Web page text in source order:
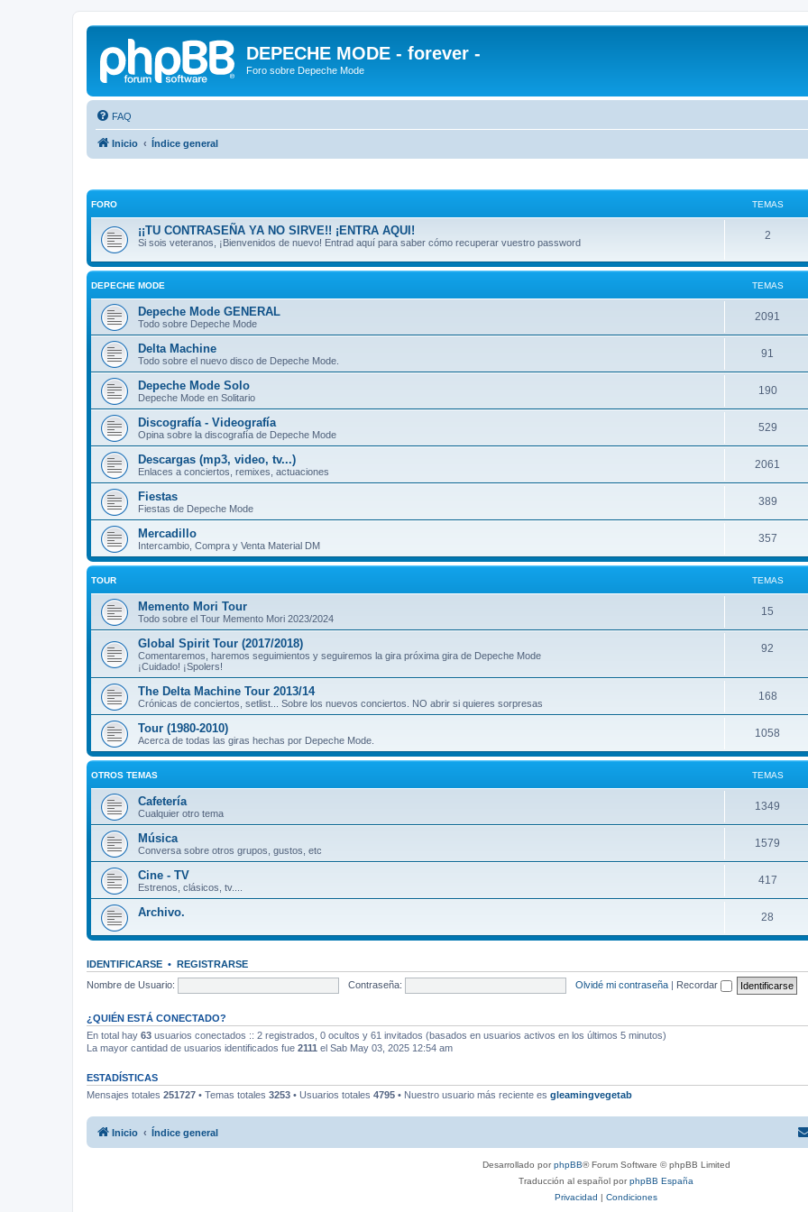
DEPECHE MODE - forever -
Foro sobre Depeche Mode
FAQ
Inicio Índice general
FORO TEMAS
¡¡TU CONTRASEÑA YA NO SIRVE!! ¡ENTRA AQUI!
Si sois veteranos, ¡Bienvenidos de nuevo! Entrad aquí para saber cómo recuperar vuestro password
2
DEPECHE MODE TEMAS
Depeche Mode GENERAL
Todo sobre Depeche Mode
2091
Delta Machine
Todo sobre el nuevo disco de Depeche Mode.
91
Depeche Mode Solo
Depeche Mode en Solitario
190
Discografía - Videografía
Opina sobre la discografía de Depeche Mode
529
Descargas (mp3, video, tv...)
Enlaces a conciertos, remixes, actuaciones
2061
Fiestas
Fiestas de Depeche Mode
389
Mercadillo
Intercambio, Compra y Venta Material DM
357
TOUR TEMAS
Memento Mori Tour
Todo sobre el Tour Memento Mori 2023/2024
15
Global Spirit Tour (2017/2018)
Comentaremos, haremos seguimientos y seguiremos la gira próxima gira de Depeche Mode
¡Cuidado! ¡Spolers!
92
The Delta Machine Tour 2013/14
Crónicas de conciertos, setlist... Sobre los nuevos conciertos. NO abrir si quieres sorpresas
168
Tour (1980-2010)
Acerca de todas las giras hechas por Depeche Mode.
1058
OTROS TEMAS TEMAS
Cafetería
Cualquier otro tema
1349
Música
Conversa sobre otros grupos, gustos, etc
1579
Cine - TV
Estrenos, clásicos, tv....
417
Archivo. 28
IDENTIFICARSE • REGISTRARSE
Nombre de Usuario:
Contraseña: Olvidé mi contraseña | Recordar
¿QUIÉN ESTÁ CONECTADO?
En total hay 63 usuarios conectados :: 2 registrados, 0 ocultos y 61 invitados (basados en usuarios activos en los últimos 5 minutos)
La mayor cantidad de usuarios identificados fue 2111 el Sab May 03, 2025 12:54 am
ESTADÍSTICAS
Mensajes totales 251727 • Temas totales 3253 • Usuarios totales 4795 • Nuestro usuario más reciente es gleamingvegetab
Inicio Índice general
Desarrollado porphpBB® Forum Software © phpBB Limited
Traducción al español porphpBB España
Privacidad | Condiciones